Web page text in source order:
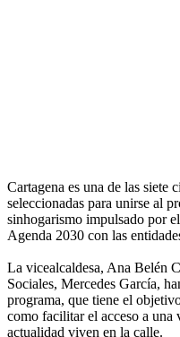
Cartagena es una de las siete
seleccionadas para unirse al
sinhogarismo impulsado por
Agenda 2030 con las
La vicealcaldesa, Ana Belén
Sociales, Mercedes García,
programa, que tiene el
como facilitar el acceso a una
actualidad viven en la calle.